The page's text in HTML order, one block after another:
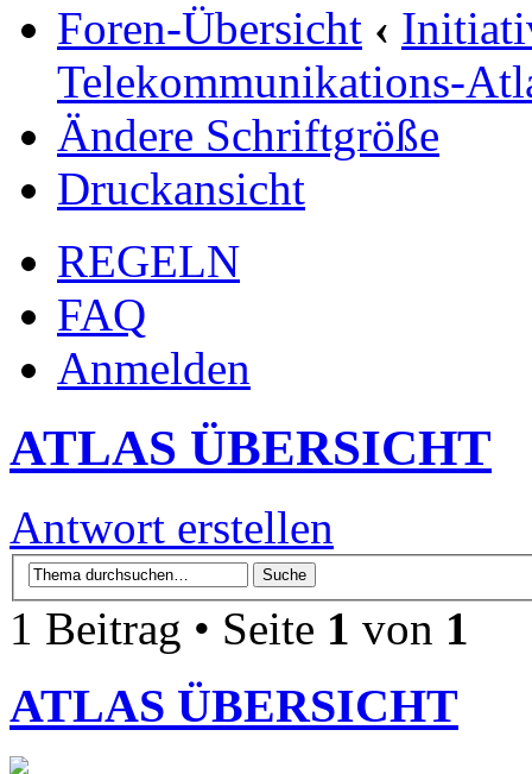
Foren-Übersicht ‹
Telekommunikations-
Ändere Schriftgröße
Druckansicht
REGELN
FAQ
Anmelden
ATLAS ÜBERSICHT
Antwort erstellen
1 Beitrag • Seite 1 von 1
ATLAS ÜBERSICHT